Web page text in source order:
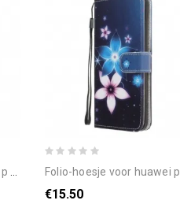
folio-hoesje voor huawei p smart s met ketting maanband bloemen
€15.50